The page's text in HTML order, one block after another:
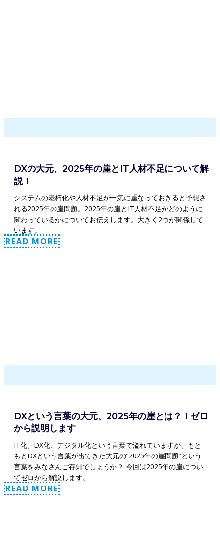
DXの大元、2025年の崖とIT人材不足について解
説！
システムの老朽化や人材不足が一気に重なっておきると予想さ
れる2025年の崖問題。2025年の崖とIT人材不足がどのように
関わっているかについてお伝えします。大きく2つが関係して
います。
READ MORE
DXという言葉の大元、2025年の崖とは？！ゼロ
から説明します
IT化、DX化、デジタル化という言葉で溢れていますが、もと
もとDXという言葉が出てきた大元の”2025年の崖問題”という
言葉をみなさんご存知でしょうか？ 今回は2025年の崖につい
てゼロから解説します。
READ MORE